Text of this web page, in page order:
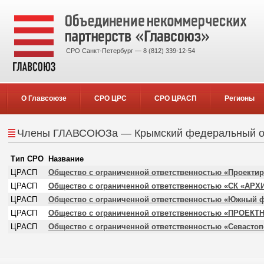
СРО Санкт-Петербург — 8 (812) 339-12-54
О Главсоюзе СРО ЦРС СРО ЦРАСП Регионы
Члены ГЛАВСОЮЗа — Крымский федеральный
Тип СРО
Название
ЦРАСП
Общество с ограниченной ответственностью
ЦРАСП
Общество с ограниченной ответственностью «СК
ЦРАСП
Общество с ограниченной ответственностью «Южный
ЦРАСП
Общество с ограниченной ответственностью
ЦРАСП
Общество с ограниченной ответственностью